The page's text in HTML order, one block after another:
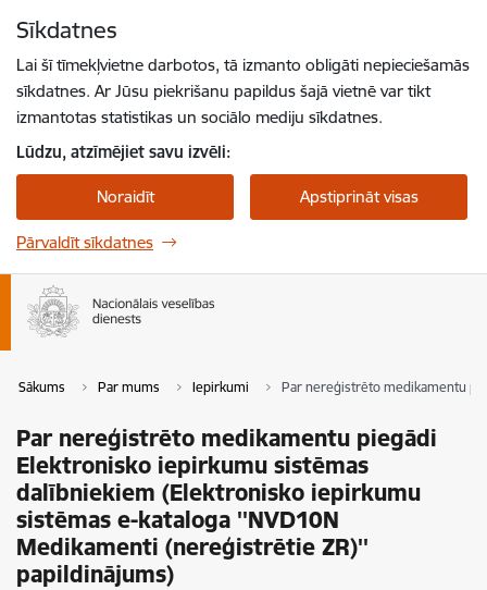
Sīkdatnes
Lai šī tīmekļvietne darbotos, tā izmanto obligāti nepieciešamās
sīkdatnes. Ar Jūsu piekrišanu papildus šajā vietnē var tikt
izmantotas statistikas un sociālo mediju sīkdatnes.
Lūdzu, atzīmējiet savu izvēli:
Noraidīt Apstiprināt visas
Pārvaldīt sīkdatnes
Sākums Par mums Iepirkumi Par nereģistrēto medikamentu
Par nereģistrēto medikamentu piegādi
Elektronisko iepirkumu sistēmas
dalībniekiem (Elektronisko iepirkumu
sistēmas e-kataloga ''NVD10N
Medikamenti (nereģistrētie ZR)''
papildinājums)